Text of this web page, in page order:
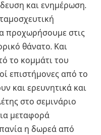
και ενημέρωση.
προχωρήσουμε στις
θάνατο. Και
το κομμάτι του
επιστήμονες από το
και ερευνητικά και
στο σεμινάριο
μεταφορά
η δωρεά από